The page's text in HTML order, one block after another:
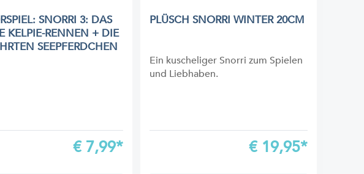
SNORRI 3: DAS
KELPIE-RENNEN + DIE
SEEPFERDCHEN
€ 7,99*
PLÜSCH SNORRI WINTER 20CM
Ein kuscheliger Snorri zum Spielen
und Liebhaben.
€ 19,95*